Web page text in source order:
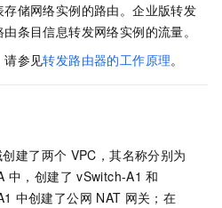
储网络实例的路由。企业版转发
条目信息转发网络实例的流量。
请参见转发路由器的工作原理。
建了两个 VPC，其名称分别为
中，创建了 vSwitch-A1 和
中创建了公网 NAT 网关；在